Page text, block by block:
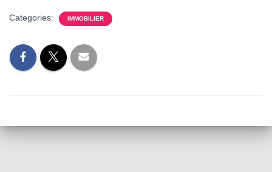
Categories: IMMOBILIER